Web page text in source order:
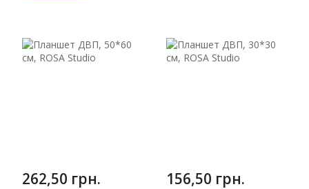
262,50 грн. 156,50 грн.